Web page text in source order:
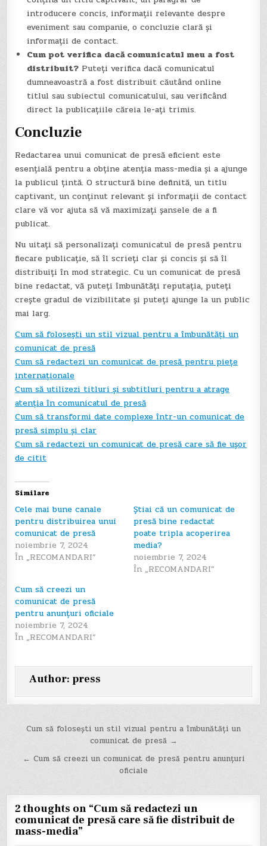
introducere concis, informații relevante despre
eveniment sau companie, o concluzie clară și
informații de contact.
Cum pot verifica dacă comunicatul meu a fost
distribuit? Puteți verifica dacă comunicatul
dumneavoastră a fost distribuit căutând online
titlul sau subiectul comunicatului, sau verificând
direct la publicațiile căreia le-ați trimis.
Concluzie
Redactarea unui comunicat de presă eficient este
esențială pentru a obține atenția mass-media și a ajunge
la publicul țintă. O structură bine definită, un titlu
captivant, un conținut relevant și informații de contact
clare vă vor ajuta să vă maximizați șansele de a fi
publicat.
Nu uitați să personalizați comunicatul de presă pentru
fiecare publicație, să îl scrieți clar și concis și să îl
distribuiți în mod strategic. Cu un comunicat de presă
bine redactat, vă puteți îmbunătăți reputația, puteți
crește gradul de vizibilitate și puteți ajunge la un public
mai larg.
Cum să folosești un stil vizual pentru a îmbunătăți un
comunicat de presă
Cum să redactezi un comunicat de presă pentru piețe
internaționale
Cum să utilizezi titluri și subtitluri pentru a atrage
atenția în comunicatul de presă
Cum să transformi date complexe într-un comunicat de
presă simplu și clar
Cum să redactezi un comunicat de presă care să fie ușor
de citit
Similare
Cele mai bune canale
pentru distribuirea unui
comunicat de presă
noiembrie 7, 2024
În „RECOMANDARI”
Știai că un comunicat de
presă bine redactat
poate tripla acoperirea
media?
noiembrie 7, 2024
În „RECOMANDARI”
Cum să creezi un
comunicat de presă
pentru anunțuri oficiale
noiembrie 7, 2024
În „RECOMANDARI”
Author: press
Navigare
articole
Cum să folosești un stil vizual pentru a îmbunătăți un
comunicat de presă →
← Cum să creezi un comunicat de presă pentru anunțuri
oficiale
2 thoughts on “Cum să redactezi un
comunicat de presă care să fie distribuit de
mass-media”